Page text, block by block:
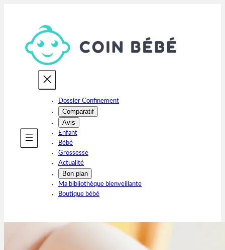
contenu
Dossier Confinement
Comparatif
Avis
Enfant
Bébé
Grossesse
Actualité
Bon plan
Ma bibliothèque bienveillante
Boutique bébé